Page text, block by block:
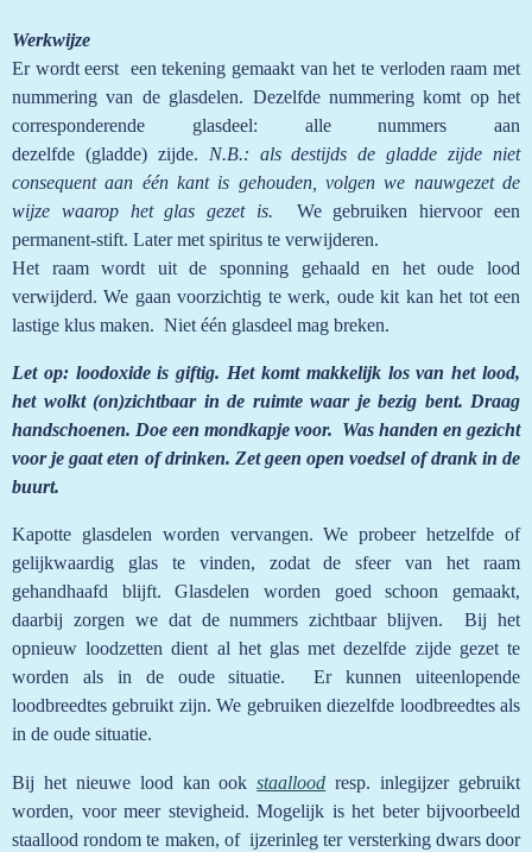
Werkwijze
Er wordt eerst een tekening gemaakt van het te verloden raam met
nummering van de glasdelen. Dezelfde nummering komt op het
corresponderende glasdeel: alle nummers aan
dezelfde (gladde) zijde. N.B.: als destijds de gladde zijde niet
consequent aan één kant is gehouden, volgen we nauwgezet de
wijze waarop het glas gezet is. We gebruiken hiervoor een
permanent-stift. Later met spiritus te verwijderen.
Het raam wordt uit de sponning gehaald en het oude lood
verwijderd. We gaan voorzichtig te werk, oude kit kan het tot een
lastige klus maken. Niet één glasdeel mag breken.
Let op: loodoxide is giftig. Het komt makkelijk los van het lood,
het wolkt (on)zichtbaar in de ruimte waar je bezig bent. Draag
handschoenen. Doe een mondkapje voor. Was handen en gezicht
voor je gaat eten of drinken. Zet geen open voedsel of drank in de
buurt.
Kapotte glasdelen worden vervangen. We probeer hetzelfde of
gelijkwaardig glas te vinden, zodat de sfeer van het raam
gehandhaafd blijft. Glasdelen worden goed schoon gemaakt,
daarbij zorgen we dat de nummers zichtbaar blijven. Bij het
opnieuw loodzetten dient al het glas met dezelfde zijde gezet te
worden als in de oude situatie. Er kunnen uiteenlopende
loodbreedtes gebruikt zijn. We gebruiken diezelfde loodbreedtes als
in de oude situatie.
Bij het nieuwe lood kan ookstaallood resp. inlegijzer gebruikt
worden, voor meer stevigheid. Mogelijk is het beter bijvoorbeeld
staallood rondom te maken, of ijzerinleg ter versterking dwars door